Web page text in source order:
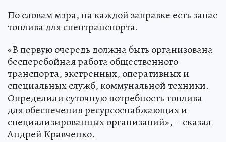
По словам мэра, на каждой заправке есть запас
топлива для спецтранспорта.
«В первую очередь должна быть организована
бесперебойная работа общественного
транспорта, экстренных, оперативных и
специальных служб, коммунальной техники.
Определили суточную потребность топлива
для обеспечения ресурсоснабжающих и
специализированных организаций», – сказал
Андрей Кравченко.